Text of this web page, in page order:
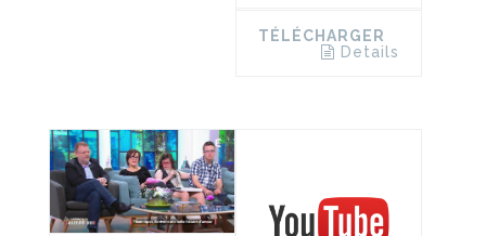
TÉLÉCHARGER
Details